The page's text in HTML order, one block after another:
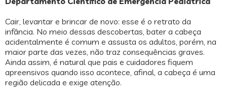
Cair, levantar e brincar de novo: esse é o retrato da
infância. No meio dessas descobertas, bater a cabeça
acidentalmente é comum e assusta os adultos, porém, na
maior parte das vezes, não traz consequências graves.
Ainda assim, é natural que pais e cuidadores fiquem
apreensivos quando isso acontece, afinal, a cabeça é uma
região delicada e exige atenção.